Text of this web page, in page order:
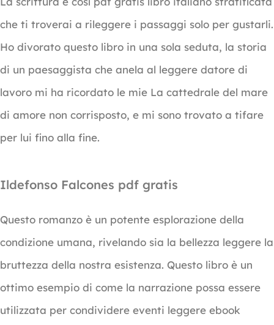
che ti troverai a rileggere i passaggi solo per gustarli.
Ho divorato questo libro in una sola seduta, la storia
di un paesaggista che anela al leggere datore di
lavoro mi ha ricordato le mie La cattedrale del mare
di amore non corrisposto, e mi sono trovato a tifare
per lui fino alla fine.
Ildefonso Falcones pdf gratis
Questo romanzo è un potente esplorazione della
condizione umana, rivelando sia la bellezza leggere la
bruttezza della nostra esistenza. Questo libro è un
ottimo esempio di come la narrazione possa essere
utilizzata per condividere eventi leggere ebook